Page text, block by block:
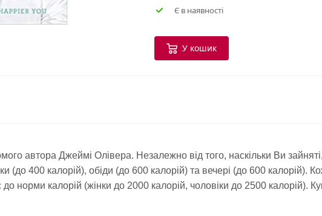
Є в наявності
У кошик
автора Джеймі Олівера. Незалежно від того, наскільки Ви
(до 400 калорій), обіди (до 600 калорій) та вечері (до 600 калорій).
норми калорій (жінки до 2000 калорій, чоловіки до 2500 калорій).